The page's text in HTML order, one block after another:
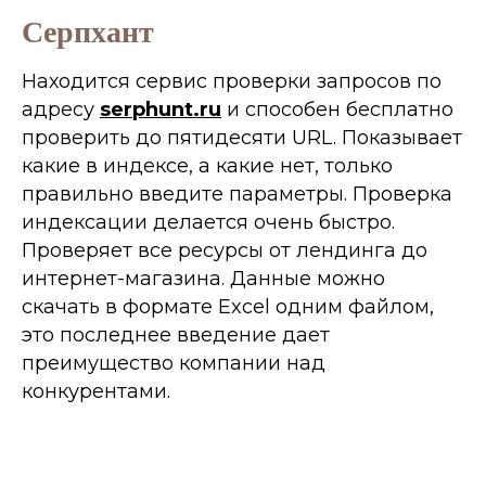
Серпхант
Находится сервис проверки запросов по
адресу serphunt.ru и способен бесплатно
проверить до пятидесяти URL. Показывает
какие в индексе, а какие нет, только
правильно введите параметры. Проверка
индексации делается очень быстро.
Проверяет все ресурсы от лендинга до
интернет-магазина. Данные можно
скачать в формате Excel одним файлом,
это последнее введение дает
преимущество компании над
конкурентами.